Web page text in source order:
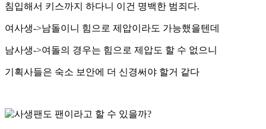
침입해서 키스까지 하다니 이건 명백한 범죄다.
여사생->남돌이니 힘으로 제압이라도 가능했을텐데
남사생->여돌의 경우는 힘으로 제압도 할 수 없으니
기획사들은 숙소 보안에 더 신경써야 할거 같다